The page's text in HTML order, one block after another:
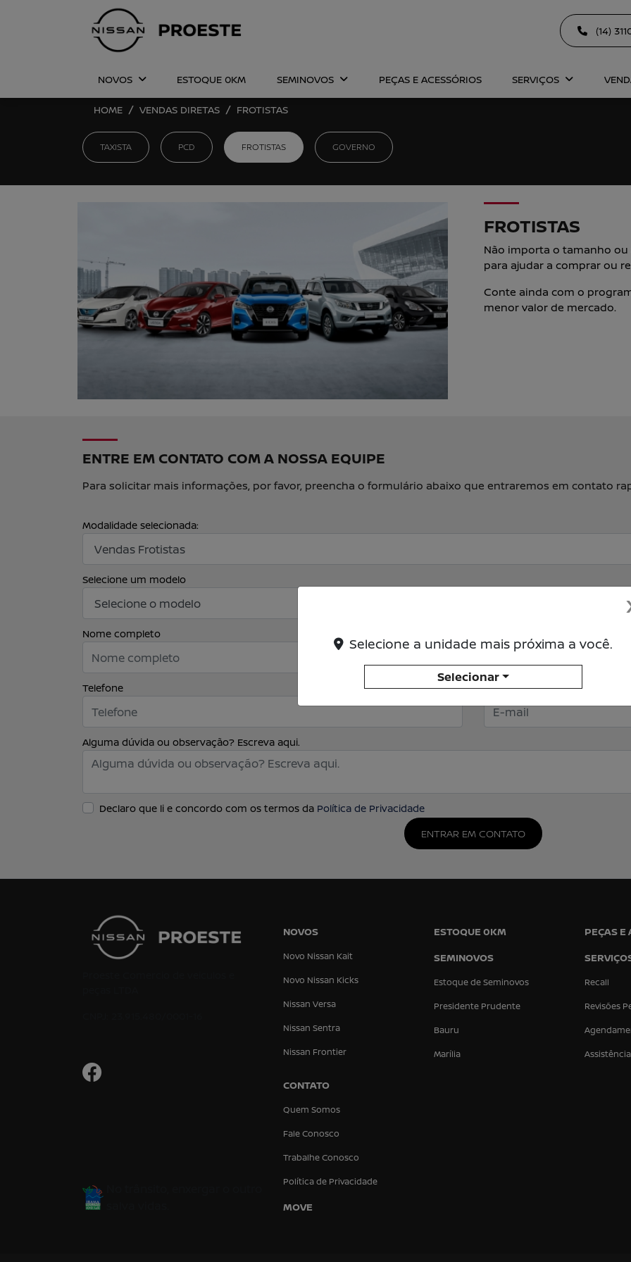
(14)
NOVOS ESTOQUE 0KM SEMINOVOS PEÇAS E ACESSÓRIOS SERVIÇOS
HOME VENDAS DIRETAS FROTISTAS
TAXISTA PCD FROTISTAS GOVERNO
FROTISTAS
Não importa o tamanho
para ajudar a comprar ou
Conte ainda com o
menor valor de mercado.
ENTRE EM CONTATO COM A NOSSA EQUIPE
Para solicitar mais informações, por favor, preencha o formulário abaixo que entraremos em contato
Modalidade selecionada:
Selecione um modelo
Nome completo
Telefone E-mail
Alguma dúvida ou observação? Escreva aqui.
Declaro que li e concordo com os termos da Política de Privacidade
ENTRAR EM CONTATO
NOVOS
Novo Nissan Kait
Novo Nissan Kicks
Nissan Versa
Nissan Sentra
Nissan Frontier
ESTOQUE 0KM
SEMINOVOS
Estoque de Seminovos
Presidente Prudente
Bauru
Marília
PEÇAS E
Recall
Revisões
CONTATO
Quem Somos
Fale Conosco
Trabalhe Conosco
Política de Privacidade
MOVE
Selecione a unidade mais próxima a você.
Selecionar